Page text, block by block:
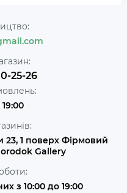
25-26
23, 1 поверх Фірмовий
Gallery
з 10:00 до 19:00